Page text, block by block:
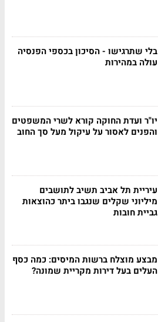
בלי שתרגישו - הסיכון בכספי הפנסיה
עולה במהירות
יו"ר ועדת החוקה קורא לשרי המשפטים
והפנים לאסור על עיקול מעל סך החוב
עיריית תל אביב תשיב לתושבים
מיליוני שקלים שנגבו ביתר כהוצאות
גביית חובות
מבצע מוצלח ברשות המיסים: כמה כסף
העלים בעל דירות מקריית שמונה?